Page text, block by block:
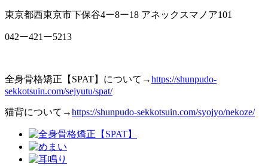
東京都西東京市下保谷4ー8ー18 アネックスマノア101
042ー421ー5213
全身骨格矯正【SPAT】について→https://shunpudo-
sekkotsuin.com/sejyutu/spat/
猫背について→https://shunpudo-sekkotsuin.com/syojyo/nekoze/